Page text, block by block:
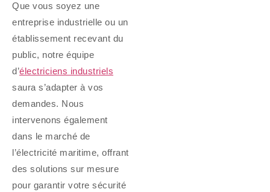
Que vous soyez une
entreprise industrielle ou un
établissement recevant du
public, notre équipe
d’électriciens industriels
saura s’adapter à vos
demandes. Nous
intervenons également
dans le marché de
l’électricité maritime, offrant
des solutions sur mesure
pour garantir votre sécurité